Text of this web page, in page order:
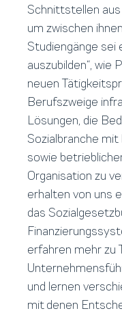
Schnittstellen
um zwischen
Studiengänge sei
auszubilden“, wie
neuen
Berufszweige
Lösungen, die
Sozialbranche
sowie
Organisation zu
erhalten von uns
das
erfahren mehr zu
und lernen
mit denen